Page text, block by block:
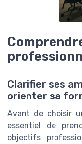
Clarifier ses
orienter sa
Avant de choisir
essentiel de
objectifs